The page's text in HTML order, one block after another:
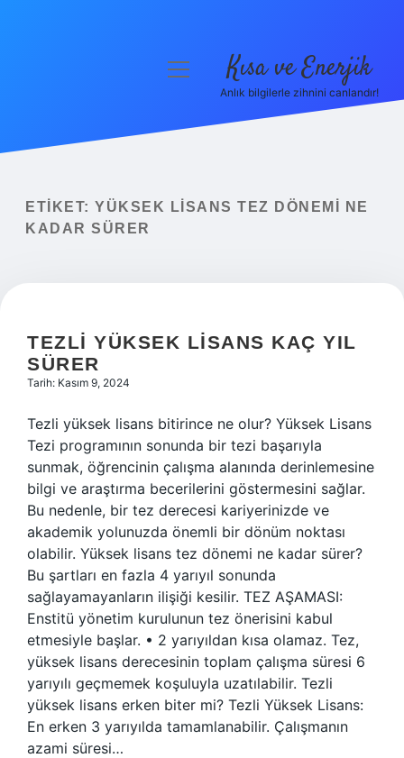
Yasal Uyarı
menüyü
Kısa ve Enerjik
Anlık bilgilerle zihnini canlandır!
ETIKET: YÜKSEK LISANS TEZ DÖNEMI NE
KADAR SÜRER
TEZLI YÜKSEK LISANS KAÇ YIL
SÜRER
Tarih: Kasım 9, 2024
Tezli yüksek lisans bitirince ne olur? Yüksek Lisans
Tezi programının sonunda bir tezi başarıyla
sunmak, öğrencinin çalışma alanında derinlemesine
bilgi ve araştırma becerilerini göstermesini sağlar.
Bu nedenle, bir tez derecesi kariyerinizde ve
akademik yolunuzda önemli bir dönüm noktası
olabilir. Yüksek lisans tez dönemi ne kadar sürer?
Bu şartları en fazla 4 yarıyıl sonunda
sağlayamayanların ilişiği kesilir. TEZ AŞAMASI:
Enstitü yönetim kurulunun tez önerisini kabul
etmesiyle başlar. • 2 yarıyıldan kısa olamaz. Tez,
yüksek lisans derecesinin toplam çalışma süresi 6
yarıyılı geçmemek koşuluyla uzatılabilir. Tezli
yüksek lisans erken biter mi? Tezli Yüksek Lisans:
En erken 3 yarıyılda tamamlanabilir. Çalışmanın
azami süresi…